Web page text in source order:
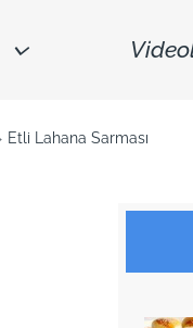
Etli Lahana Sarması